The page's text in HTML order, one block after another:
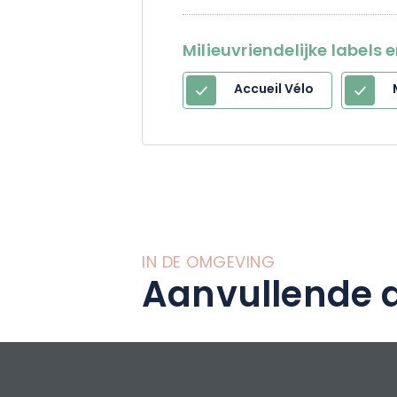
een gehechtheid
genieten van de
Milieuvriendelijke labels
Accueil Vélo
IN DE OMGEVING
Aanvullende